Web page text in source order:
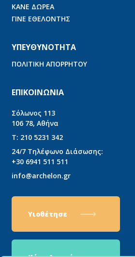
ΚΑΝΕ ΔΩΡΕΑ
ΓΙΝΕ ΕΘΕΛΟΝΤΗΣ
ΥΠΕΥΘΥΝΟΤΗΤΑ
ΠΟΛΙΤΙΚΗ ΑΠΟΡΡΗΤΟΥ
ΕΠΙΚΟΙΝΩΝΙΑ
Σόλωνος 113
106 78, Αθήνα
T: 210 5231 342
24/7 Τηλέφωνο Διάσωσης:
+30 6941 511 511
info@archelon.gr
Υιοθέτησε